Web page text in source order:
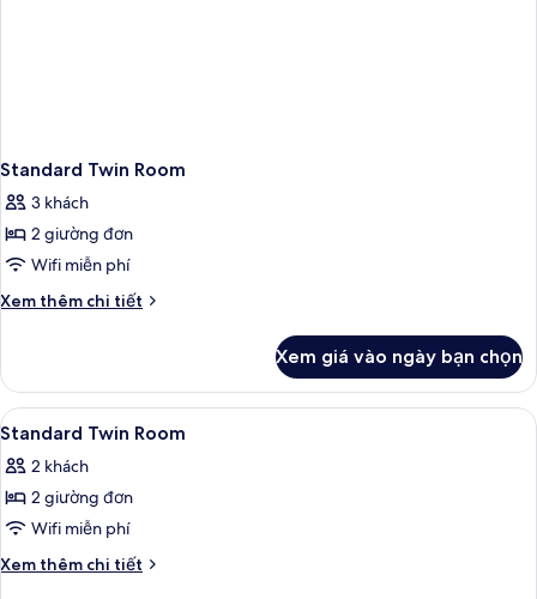
Standard Twin Room
3 khách
2 giường đơn
Wifi miễn phí
Xem thêm chi tiết
Chi
Standard
Twin
Room
Xem giá vào ngày bạn chọn
Xem
tất
cả
ảnh
Standard
Twin
Két bảo mật tại phòng, bàn, bàn ủi/
4
Standard Twin Room
2 khách
2 giường đơn
Wifi miễn phí
Xem thêm chi tiết
Chi